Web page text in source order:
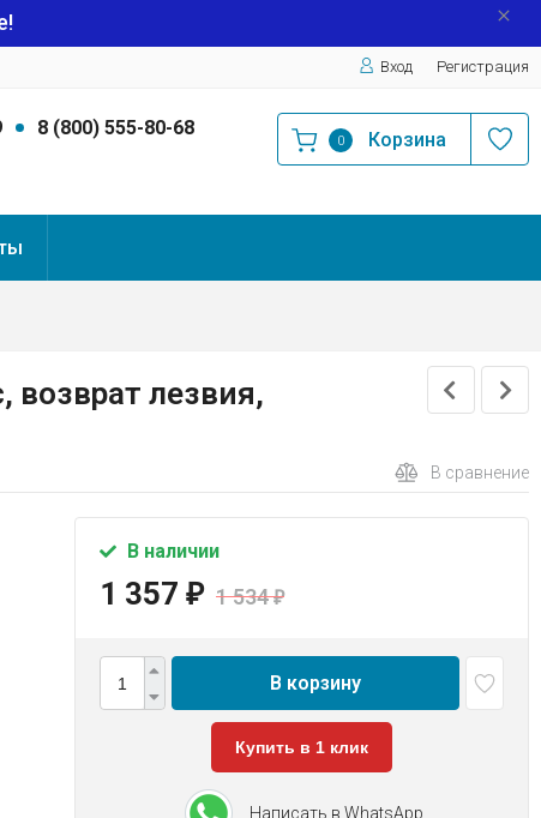
Вход Регистрация
8 (800) 555-80-68
0 Корзина
лезвия,
В сравнение
В наличии
1 357 ₽ 1 534₽
В корзину
Купить в 1 клик
Написать в WhatsApp